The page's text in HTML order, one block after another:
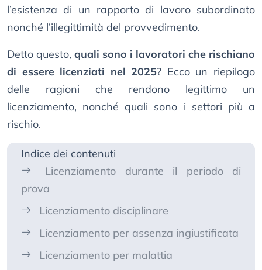
l’esistenza di un rapporto di lavoro subordinato
nonché l’illegittimità del provvedimento.
Detto questo, quali sono i lavoratori che rischiano
di essere licenziati nel 2025? Ecco un riepilogo
delle ragioni che rendono legittimo un
licenziamento, nonché quali sono i settori più a
rischio.
Indice dei contenuti
Licenziamento durante il periodo di
prova
Licenziamento disciplinare
Licenziamento per assenza ingiustificata
Licenziamento per malattia